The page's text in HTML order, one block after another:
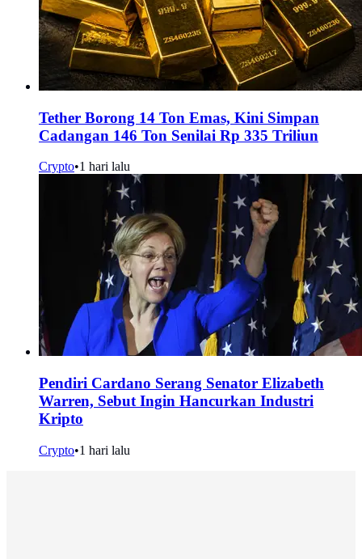
Tether Borong 14 Ton Emas, Kini Simpan
Cadangan 146 Ton Senilai Rp 335 Triliun
Crypto•1 hari lalu
Pendiri Cardano Serang Senator Elizabeth
Warren, Sebut Ingin Hancurkan Industri
Kripto
Crypto•1 hari lalu